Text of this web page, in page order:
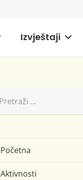
Izvještaji
Početna
Aktivnosti